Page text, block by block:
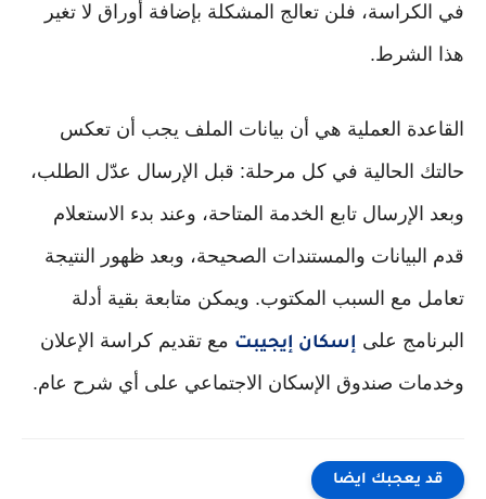
في الكراسة، فلن تعالج المشكلة بإضافة أوراق لا تغير
هذا الشرط.
القاعدة العملية هي أن بيانات الملف يجب أن تعكس
حالتك الحالية في كل مرحلة: قبل الإرسال عدّل الطلب،
وبعد الإرسال تابع الخدمة المتاحة، وعند بدء الاستعلام
قدم البيانات والمستندات الصحيحة، وبعد ظهور النتيجة
تعامل مع السبب المكتوب. ويمكن متابعة بقية أدلة
البرنامج على إسكان إيجيبت مع تقديم كراسة الإعلان
وخدمات صندوق الإسكان الاجتماعي على أي شرح عام.
قد يعجبك ايضا